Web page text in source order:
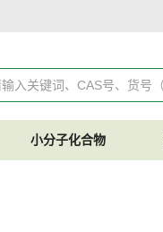
小分子化合物